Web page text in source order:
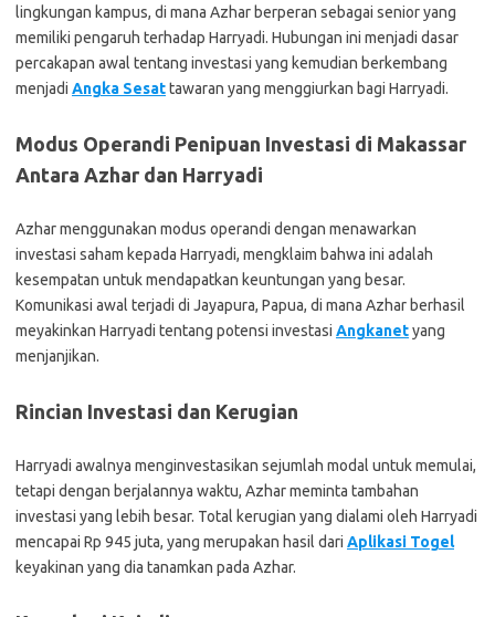
lingkungan kampus, di mana Azhar berperan sebagai senior yang
memiliki pengaruh terhadap Harryadi. Hubungan ini menjadi dasar
percakapan awal tentang investasi yang kemudian berkembang
menjadi Angka Sesattawaran yang menggiurkan bagi Harryadi.
Modus Operandi Penipuan Investasi di Makassar
Antara Azhar dan Harryadi
Azhar menggunakan modus operandi dengan menawarkan
investasi saham kepada Harryadi, mengklaim bahwa ini adalah
kesempatan untuk mendapatkan keuntungan yang besar.
Komunikasi awal terjadi di Jayapura, Papua, di mana Azhar berhasil
meyakinkan Harryadi tentang potensi investasi Angkanetyang
menjanjikan.
Rincian Investasi dan Kerugian
Harryadi awalnya menginvestasikan sejumlah modal untuk memulai,
tetapi dengan berjalannya waktu, Azhar meminta tambahan
investasi yang lebih besar. Total kerugian yang dialami oleh Harryadi
mencapai Rp 945 juta, yang merupakan hasil dari Aplikasi Togel
keyakinan yang dia tanamkan pada Azhar.